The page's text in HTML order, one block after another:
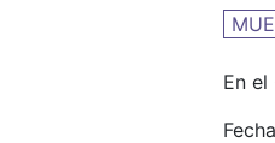
En el